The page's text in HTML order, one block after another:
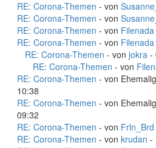
RE: Corona-Themen - von
RE: Corona-Themen - von
RE: Corona-Themen - von Filenada
RE: Corona-Themen - von Filenada
RE: Corona-Themen - von jokra -
RE: Corona-Themen - von
RE: Corona-Themen - von
10:38
RE: Corona-Themen - von
09:32
RE: Corona-Themen - von Frln_Brd
RE: Corona-Themen - von krudan -